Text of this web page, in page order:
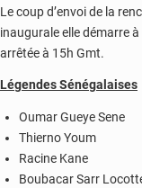
Le coup d’envoi de la
inaugurale elle démarre
arrêtée à 15h Gmt.
Légendes Sénégalaises
Oumar Gueye Sene
Thierno Youm
Racine Kane
Boubacar Sarr